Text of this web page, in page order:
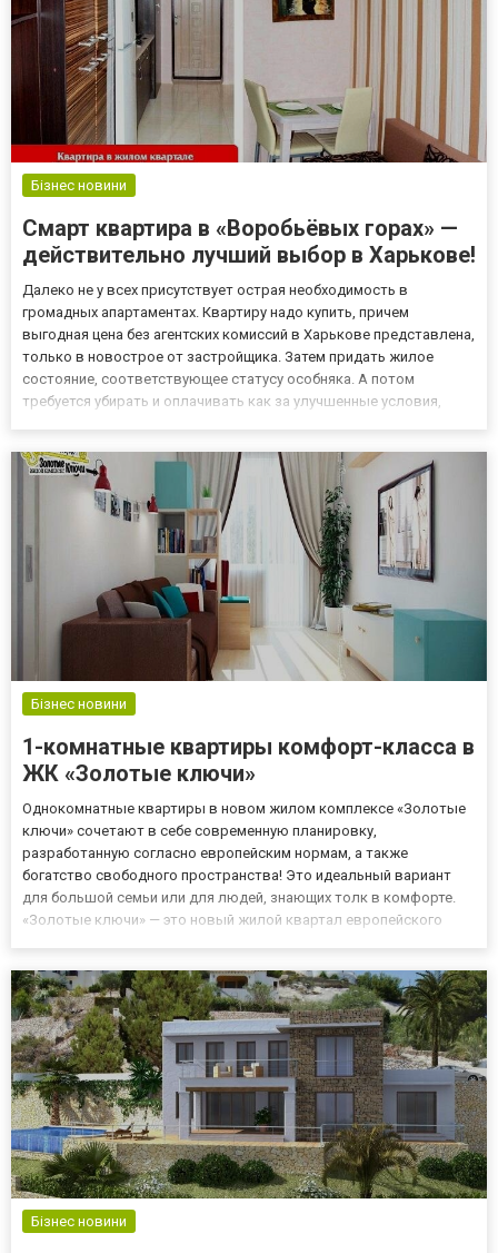
Бізнес новини
Смарт квартира в «Воробьёвых горах» —
действительно лучший выбор в Харькове!
Далеко не у всех присутствует острая необходимость в
громадных апартаментах. Квартиру надо купить, причем
выгодная цена без агентских комиссий в Харькове представлена,
только в новострое от застройщика. Затем придать жилое
состояние, соответствующее статусу особняка. А потом
требуется убирать и оплачивать как за улучшенные условия,
остальных...
Бізнес новини
1-комнатные квартиры комфорт-класса в
ЖК «Золотые ключи»
Однокомнатные квартиры в новом жилом комплексе «Золотые
ключи» сочетают в себе современную планировку,
разработанную согласно европейским нормам, а также
богатство свободного пространства! Это идеальный вариант
для большой семьи или для людей, знающих толк в комфорте.
«Золотые ключи» — это новый жилой квартал европейского
со всеми ее объек...
Бізнес новини